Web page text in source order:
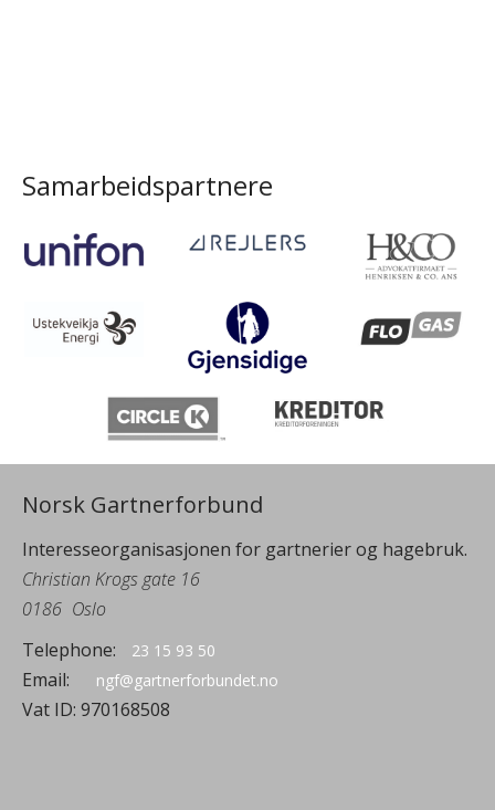
Samarbeidspartnere
Norsk Gartnerforbund
Interesseorganisasjonen for gartnerier og hagebruk.
Christian Krogs gate 16
0186 Oslo
Telephone:
23 15 93 50
Email: ngf@gartnerforbundet.no
Vat ID: 970168508